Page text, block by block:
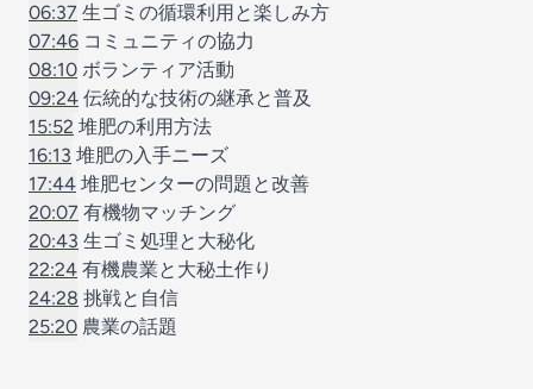
06:37 生ゴミの循環利用と楽しみ方
07:46 コミュニティの協力
08:10 ボランティア活動
09:24 伝統的な技術の継承と普及
15:52 堆肥の利用方法
16:13 堆肥の入手ニーズ
17:44 堆肥センターの問題と改善
20:07 有機物マッチング
20:43 生ゴミ処理と大秘化
22:24 有機農業と大秘土作り
24:28 挑戦と自信
25:20 農業の話題